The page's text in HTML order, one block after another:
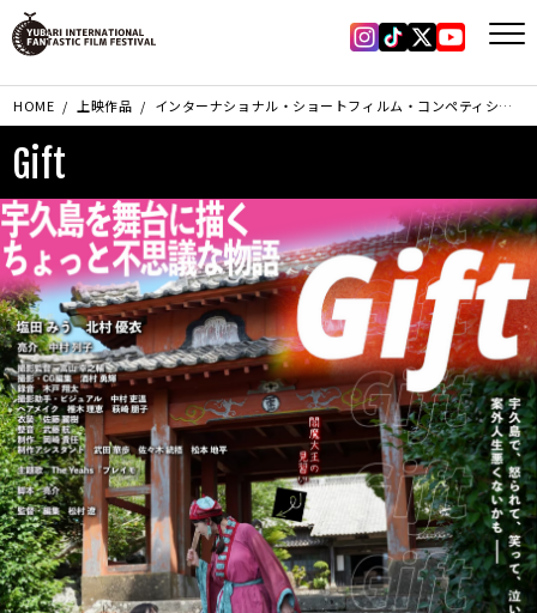
Instagram
Tiktok
X
HOME 上映作品 インターナショナル・ショートフィルム・コンペティション部門
Gift